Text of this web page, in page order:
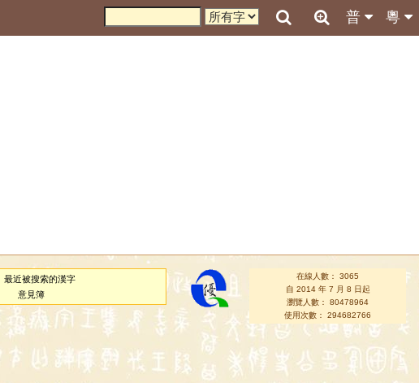
粵
普
最近被搜索的漢字
意見簿
在線人數： 3065
自 2014 年 7 月 8 日起
瀏覽人數： 80478964
使用次數： 294682766